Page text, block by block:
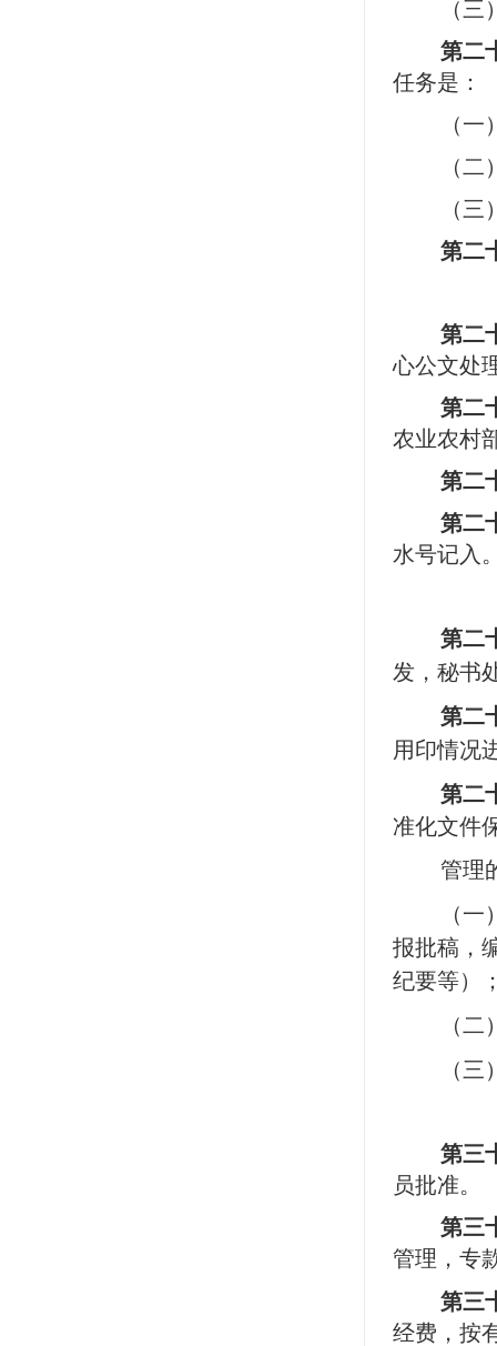
（三
第二
任务是：
（一
（二
（三
第二
第二
心公文处
第二
农业农村
第二
第二
水号记入
第二
发，秘书
第二
用印情况
第二
准化文件
管理
（
报批稿，
纪要等）
（
（
第三
员批准。
第三
管理，专
第三
经费，按